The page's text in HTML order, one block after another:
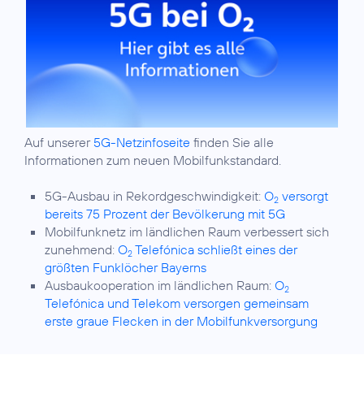
Auf unserer 5G-Netzinfoseite finden Sie alle
Informationen zum neuen Mobilfunkstandard.
5G-Ausbau in Rekordgeschwindigkeit: O2 versorgt
bereits 75 Prozent der Bevölkerung mit 5G
Mobilfunknetz im ländlichen Raum verbessert sich
zunehmend: O2 Telefónica schließt eines der
größten Funklöcher Bayerns
Ausbaukooperation im ländlichen Raum: O2
Telefónica und Telekom versorgen gemeinsam
erste graue Flecken in der Mobilfunkversorgung